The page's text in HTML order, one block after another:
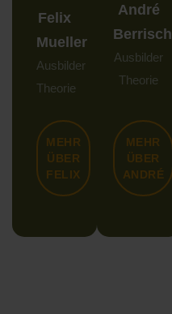
Felix
Mueller
Ausbilder
Theorie
MEHR
ÜBER
FELIX
André
Berrisch
Ausbilder
Theorie
MEHR
ÜBER
ANDRÉ